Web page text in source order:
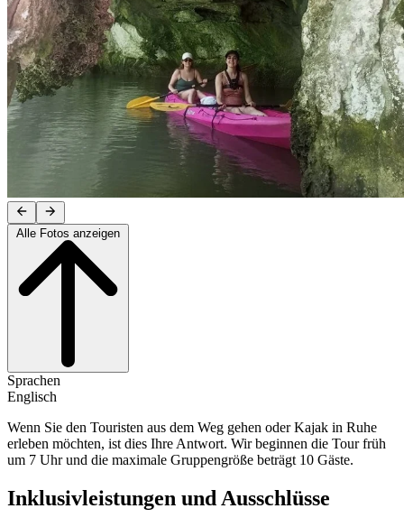
Sprachen
Englisch
Wenn Sie den Touristen aus dem Weg gehen oder Kajak in Ruhe
erleben möchten, ist dies Ihre Antwort. Wir beginnen die Tour früh
um 7 Uhr und die maximale Gruppengröße beträgt 10 Gäste.
Inklusivleistungen und Ausschlüsse